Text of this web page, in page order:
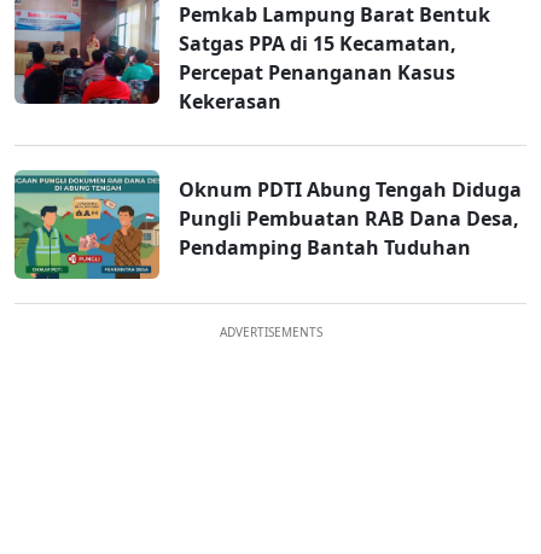
Pemkab Lampung Barat Bentuk
Satgas PPA di 15 Kecamatan,
Percepat Penanganan Kasus
Kekerasan
Oknum PDTI Abung Tengah Diduga
Pungli Pembuatan RAB Dana Desa,
Pendamping Bantah Tuduhan
ADVERTISEMENTS